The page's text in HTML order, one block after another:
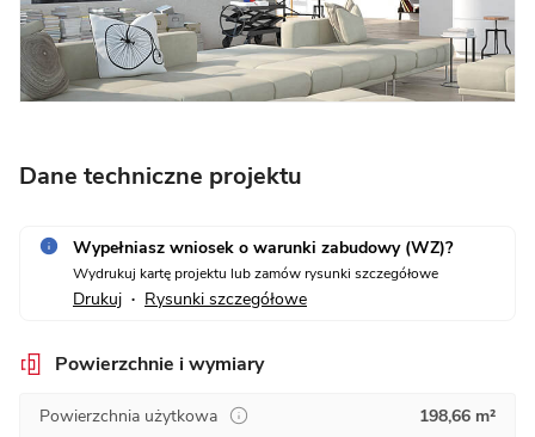
Dane techniczne projektu
Wypełniasz wniosek o warunki zabudowy (WZ)?
Wydrukuj kartę projektu lub zamów rysunki szczegółowe
Drukuj • Rysunki szczegółowe
Powierzchnie i wymiary
Powierzchnia użytkowa
198,66 m²